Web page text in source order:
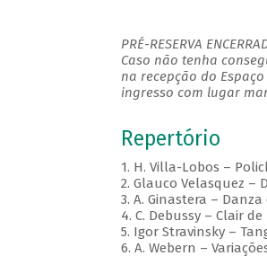
PRÉ-RESERVA
Caso não tenha
na recepção do
ingresso com lugar
Repertório
1. H. Villa-Lobos –
2. Glauco Velasquez –
3. A. Ginastera –
4. C. Debussy – Clair
5. Igor Stravinsky –
6. A. Webern –